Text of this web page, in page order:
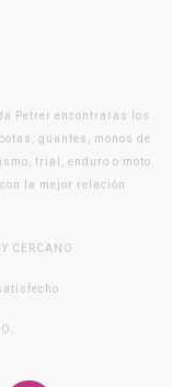
Petrer encontraras los
guantes, monos de
trial, enduro o moto
la mejor relación
CERCANO.